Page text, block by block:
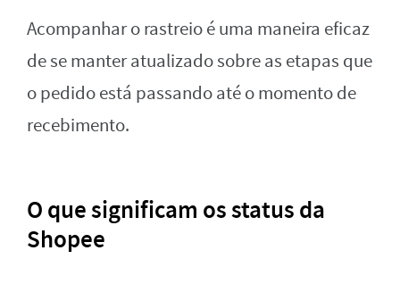
Acompanhar o rastreio é uma maneira eficaz
de se manter atualizado sobre as etapas que
o pedido está passando até o momento de
recebimento.
O que significam os status da
Shopee